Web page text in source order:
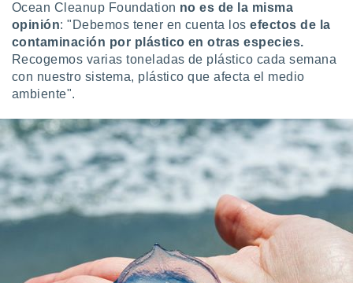
Ocean Cleanup Foundation no es de la misma
opinión: "Debemos tener en cuenta losefectos de la
contaminación por plástico en otras especies.
Recogemos varias toneladas de plástico cada semana
con nuestro sistema, plástico que afecta el medio
ambiente".